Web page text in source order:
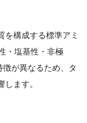
を構成する標準アミ
・塩基性・非極
が異なるため、タ
ます。